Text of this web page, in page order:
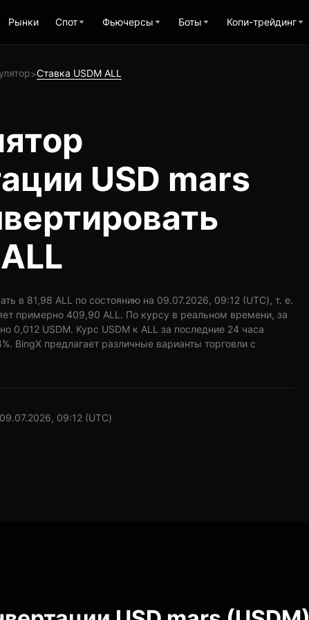
Рынки Спот Фьючерсы Боты Копи-трейдинг
>Ставка USDM ALL
USD mars
в 81,98 ALL по состоянию на 09.07.2026, 09:12 (UTC), т. е.
примерно 409,90 ALL. По курсу в реальном времени, за
0,012 USDM. Курс USDM к ALL за последние 24 часа
BingX предлагает различные варианты торговли с
09:12 (UTC)